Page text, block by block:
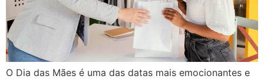
O Dia das Mães é uma das datas mais emocionantes e